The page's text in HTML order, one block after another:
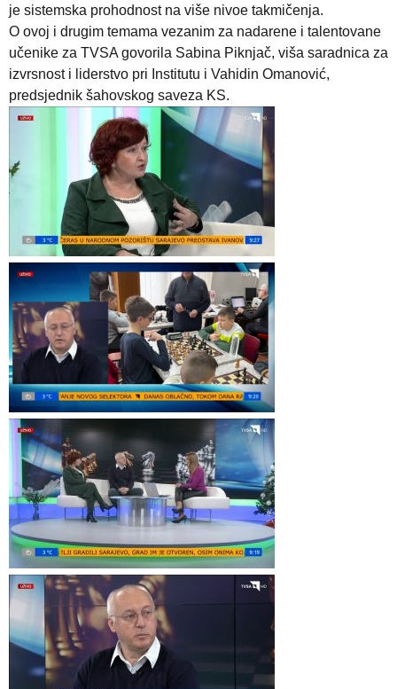
je sistemska prohodnost na više nivoe takmičenja.
O ovoj i drugim temama vezanim za nadarene i talentovane
učenike za TVSA govorila Sabina Piknjač, viša saradnica za
izvrsnost i liderstvo pri Institutu i Vahidin Omanović,
predsjednik šahovskog saveza KS.